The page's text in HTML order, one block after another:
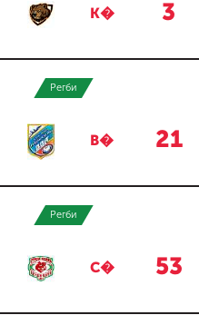
К� 3
Регби
В� 21
Регби
С� 53